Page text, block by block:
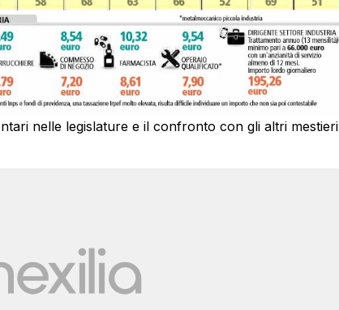
nelle legislature e il confronto con gli altri mestieri